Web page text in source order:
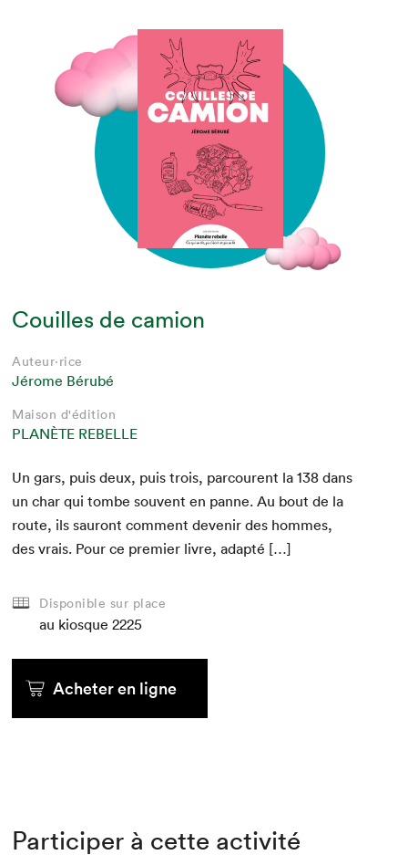
Couilles de camion
Auteur·rice
Jérome Bérubé
Maison d'édition
PLANÈTE REBELLE
Un gars, puis deux, puis trois, par­courent la138 dans
un char qui tombe sou­vent en panne. Au bout de la
route, ils sauront com­ment devenir des hommes,
des vrais. Pour ce pre­mier livre, adapté […]
Disponible sur place
au kiosque 2225
Acheter en ligne
Participer à cette activité